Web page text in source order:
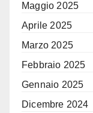
Maggio 2025
Aprile 2025
Marzo 2025
Febbraio 2025
Gennaio 2025
Dicembre 2024